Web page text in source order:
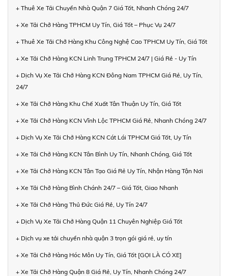
+ Thuê Xe Tải Chuyển Nhà Quận 7 Giá Tốt, Nhanh Chóng 24/7
+ Xe Tải Chở Hàng TPHCM Uy Tín, Giá Tốt – Phục Vụ 24/7
+ Thuê Xe Tải Chở Hàng Khu Công Nghệ Cao TPHCM Uy Tín, Giá Tốt
+ Xe Tải Chở Hàng KCN Linh Trung TPHCM 24/7 | Giá Rẻ - Uy Tín
+ Dịch Vụ Xe Tải Chở Hàng KCN Đông Nam TPHCM Giá Rẻ, Uy Tín,
24/7
+ Xe Tải Chở Hàng Khu Chế Xuất Tân Thuận Uy Tín, Giá Tốt
+ Xe Tải Chở Hàng KCN Vĩnh Lộc TPHCM Giá Rẻ, Nhanh Chóng 24/7
+ Dịch Vụ Xe Tải Chở Hàng KCN Cát Lái TPHCM Giá Tốt, Uy Tín
+ Xe Tải Chở Hàng KCN Tân Bình Uy Tín, Nhanh Chóng, Giá Tốt
+ Xe Tải Chở Hàng KCN Tân Tạo Giá Rẻ Uy Tín, Nhận Hàng Tận Nơi
+ Xe Tải Chở Hàng Bình Chánh 24/7 – Giá Tốt, Giao Nhanh
+ Xe Tải Chở Hàng Thủ Đức Giá Rẻ, Uy Tín 24/7
+ Dịch Vụ Xe Tải Chở Hàng Quận 11 Chuyên Nghiệp Giá Tốt
+ Dịch vụ xe tải chuyển nhà quận 3 trọn gói giá rẻ, uy tín
+ Xe Tải Chở Hàng Hóc Môn Uy Tín, Giá Tốt [GỌI LÀ CÓ XE]
+ Xe Tải Chở Hàng Quận 8 Giá Rẻ, Uy Tín, Nhanh Chóng 24/7